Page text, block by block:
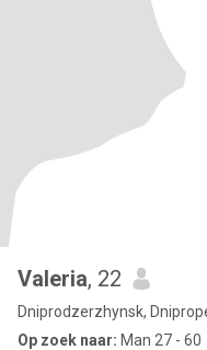
Valeria, 22
Dniprodzerzhynsk,
Op zoek naar: Man 27 - 60